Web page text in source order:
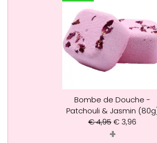
Bombe de Douche -
Patchouli & Jasmin
€4,95€ 3,96
+